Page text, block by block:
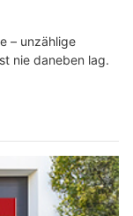
– unzählige
nie daneben lag.